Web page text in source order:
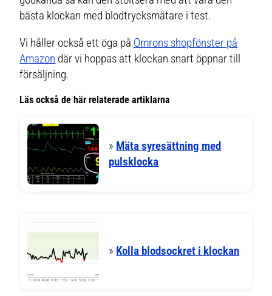
bästa klockan med blodtrycksmätare i test.
Vi håller också ett öga på Omrons shopfönster på
Amazon där vi hoppas att klockan snart öppnar till
försäljning.
Läs också de här relaterade artiklarna
» Mäta syresättning med
pulsklocka
» Kolla blodsockret i klockan